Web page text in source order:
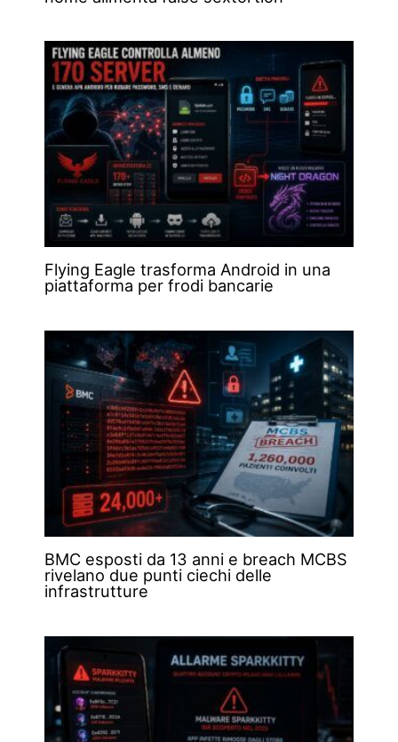
Flying Eagle trasforma Android in una
piattaforma per frodi bancarie
BMC esposti da 13 anni e breach MCBS
rivelano due punti ciechi delle
infrastrutture